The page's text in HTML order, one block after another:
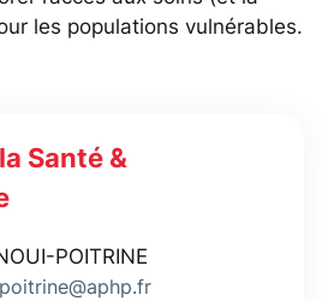
les populations vulnérables.
Santé &
POITRINE